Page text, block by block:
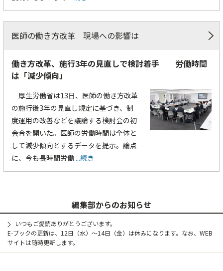
医師の働き方改革 現場への影響は
働き方改革、施行3年の見直しで検討着手 労働時間
は「減少傾向」
厚生労働省は13日、医師の働き方改革
の施行後3年の見直し規定に基づき、制
度運用の改善などを議論する検討会の初
会合を開いた。医師の労働時間は全体と
して減少傾向とするデータを提示。論点
に、今も長時間労働...続き
編集部からのお知らせ
いつもご愛読ありがとうございます。
E-ブックの更新は、12日（水）～14日（金）は休みになります。なお、WEB
サイトは随時更新します。